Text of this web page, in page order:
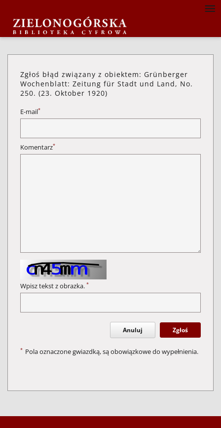
Zgłoś błąd związany z obiektem: Grünberger
Wochenblatt: Zeitung für Stadt und Land, No.
250. (23. Oktober 1920)
E-mail*
Komentarz*
Wpisz tekst z obrazka. *
Anuluj Zgłoś
* Pola oznaczone gwiazdką, są obowiązkowe do wypełnienia.